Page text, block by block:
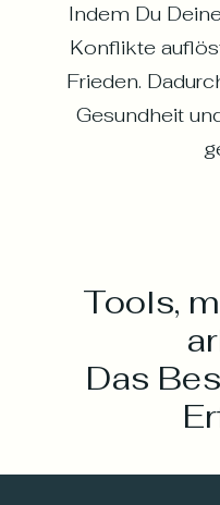
Indem Du
Konflikte
Frieden.
Gesundheit
Tools,
Das